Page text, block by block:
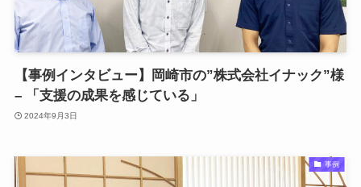
【事例インタビュー】岡崎市の”株式会社イナック”様
– 「支援の成果を感じている」
2024年9月3日
事例